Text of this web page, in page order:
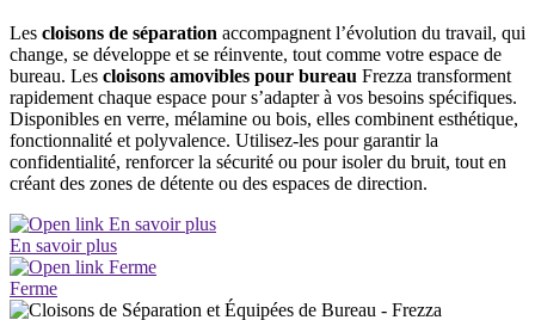
Les cloisons de séparation accompagnent l’évolution du travail, qui
change, se développe et se réinvente, tout comme votre espace de
bureau. Les cloisons amovibles pour bureau Frezza transforment
rapidement chaque espace pour s’adapter à vos besoins spécifiques.
Disponibles en verre, mélamine ou bois, elles combinent esthétique,
fonctionnalité et polyvalence. Utilisez-les pour garantir la
confidentialité, renforcer la sécurité ou pour isoler du bruit, tout en
créant des zones de détente ou des espaces de direction.
En savoir plus
Ferme